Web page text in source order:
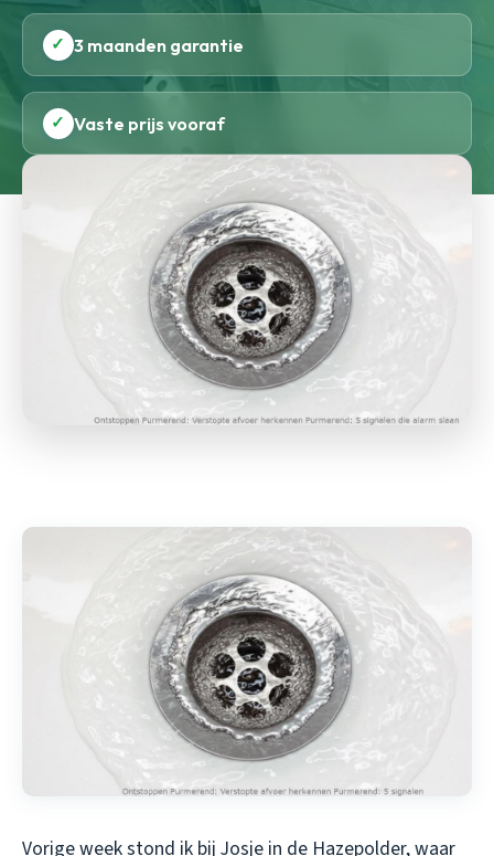
✓ 3 maanden garantie
✓ Vaste prijs vooraf
Vorige week stond ik bij Josje in de Hazepolder, waar